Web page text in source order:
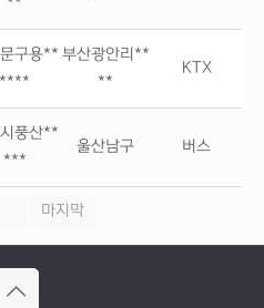
구용**
****
부산광안리**
**
KTX
풍산**
***
울산남구 버스
마지막